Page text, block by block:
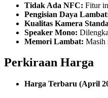
Tidak Ada NFC: Fitur
Pengisian Daya
Kualitas Kamera
Speaker Mono:
Memori Lambat: Masih
Perkiraan Harga
Harga Terbaru (April